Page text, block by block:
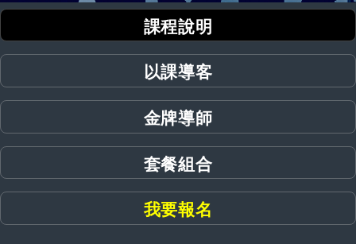
課程說明
以課導客
金牌導師
套餐組合
我要報名